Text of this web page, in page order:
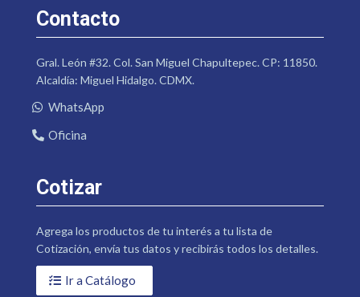
Contacto
Gral. León #32. Col. San Miguel Chapultepec. CP: 11850.
Alcaldía: Miguel Hidalgo. CDMX.
WhatsApp
Oficina
Cotizar
Agrega los productos de tu interés a tu lista de
Cotización, envía tus datos y recibirás todos los detalles.
Ir a Catálogo